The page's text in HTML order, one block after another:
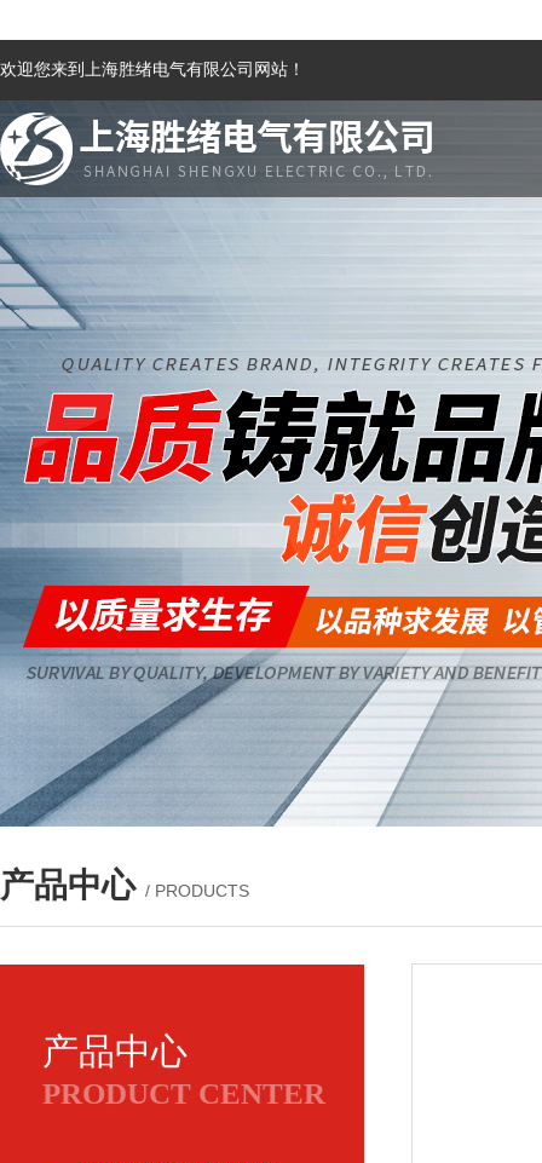
欢迎您来到上海胜绪电气有限公司网站！
产品中心 / PRODUCTS
产品中心
PRODUCT CENTER